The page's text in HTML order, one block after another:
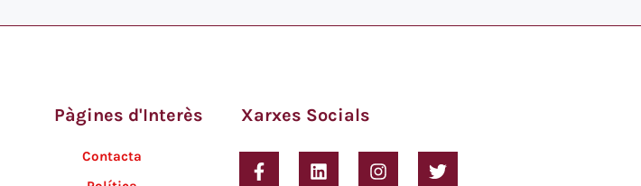
Pàgines d'Interès
Contacta
Xarxes Socials